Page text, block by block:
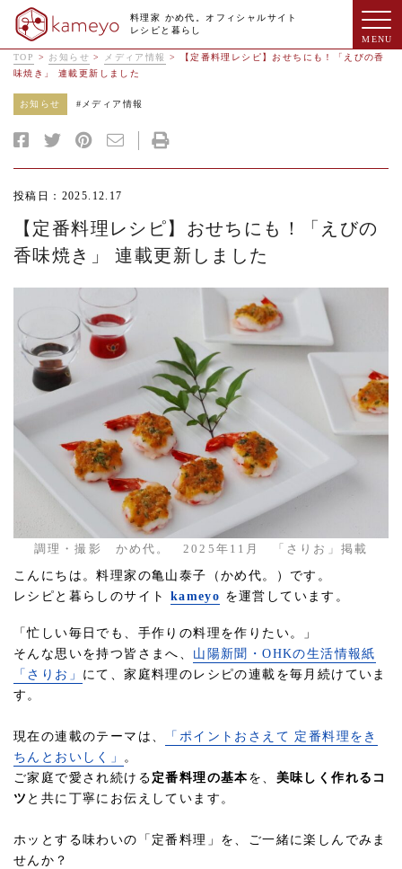
料理家 かめ代。オフィシャルサイト
レシピと暮らし
TOP > お知らせ > メディア情報 >
【定番料理レシピ】おせちにも！「えびの香
味焼き」 連載更新しました
お知らせ # メディア情報
投稿日：2025.12.17
【定番料理レシピ】おせちにも！「えびの
香味焼き」 連載更新しました
調理・撮影 かめ代。 2025年11月 「さりお」掲載
こんにちは。料理家の亀山泰子（かめ代。）です。
レシピと暮らしのサイト
kameyo を運営しています。
「忙しい毎日でも、手作りの料理を作りたい。」
そんな思いを持つ皆さまへ、 山陽新聞・OHKの生活情報紙
「さりお」 にて、家庭料理のレシピの連載を毎月続けていま
す。
現在の連載のテーマは、
「ポイントおさえて 定番料理をき
ちんとおいしく」 。
ご家庭で愛され続ける 定番料理の基本を、 美味しく作れるコ
ツ と共に丁寧にお伝えしています。
ホッとする味わいの「定番料理」を、ご一緒に楽しんでみま
せんか？